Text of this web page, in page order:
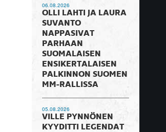
06.08.2026
OLLI LAHTI JA LAURA
SUVANTO
NAPPASIVAT
PARHAAN
SUOMALAISEN
ENSIKERTALAISEN
PALKINNON SUOMEN
MM-RALLISSA
05.08.2026
VILLE PYNNÖNEN
KYYDITTI LEGENDAT